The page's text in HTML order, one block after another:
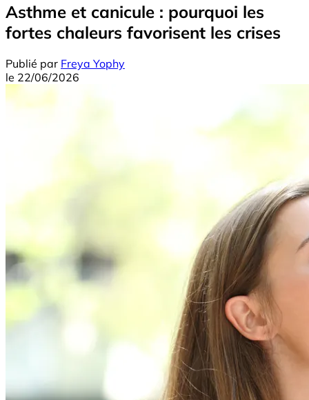
Asthme et canicule : pourquoi les
fortes chaleurs favorisent les crises
Publié par Freya Yophy
le 22/06/2026